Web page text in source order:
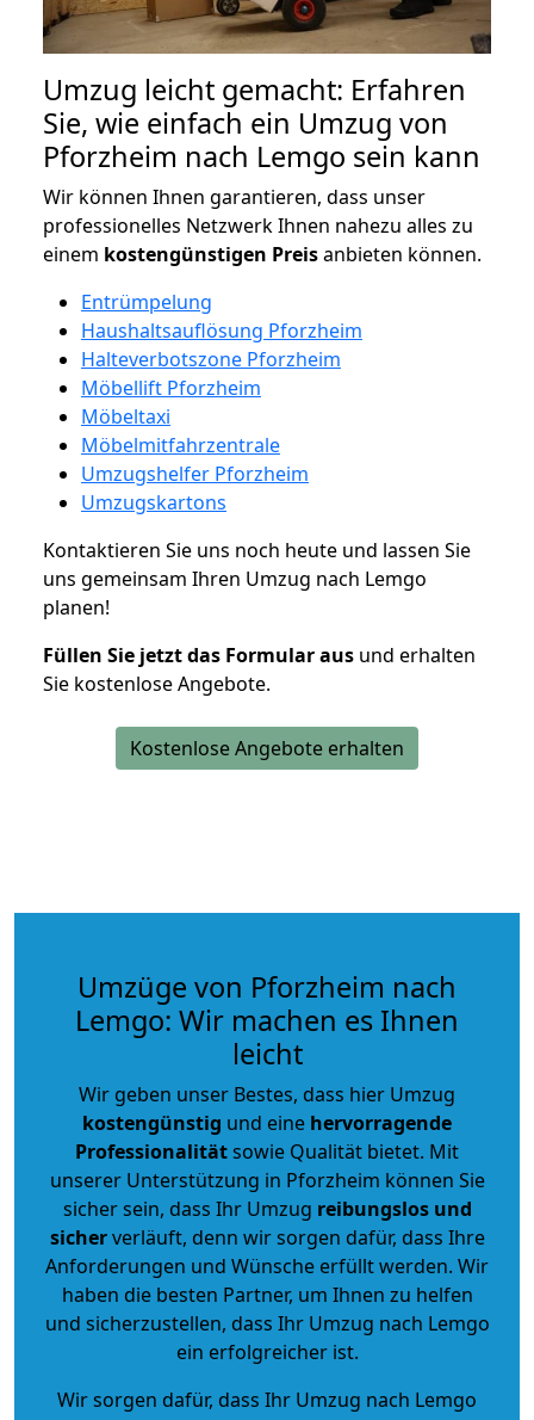
Umzug leicht gemacht: Erfahren
Sie, wie einfach ein Umzug von
Pforzheim nach Lemgo sein kann
Wir können Ihnen garantieren, dass unser
professionelles Netzwerk Ihnen nahezu alles zu
einem kostengünstigen Preisanbieten können.
Entrümpelung
Haushaltsauflösung Pforzheim
Halteverbotszone Pforzheim
Möbellift Pforzheim
Möbeltaxi
Möbelmitfahrzentrale
Umzugshelfer Pforzheim
Umzugskartons
Kontaktieren Sie uns noch heute und lassen Sie
uns gemeinsam Ihren Umzug nach Lemgo
planen!
Füllen Sie jetzt das Formular aus und erhalten
Sie kostenlose Angebote.
Kostenlose Angebote erhalten
Umzüge von Pforzheim nach
Lemgo: Wir machen es Ihnen
leicht
Wir geben unser Bestes, dass hier Umzug
kostengünstig und eine hervorragende
Professionalitätsowie Qualität bietet. Mit
unserer Unterstützung in Pforzheim können Sie
sicher sein, dass Ihr Umzug reibungslos und
sicherverläuft, denn wir sorgen dafür, dass Ihre
Anforderungen und Wünsche erfüllt werden. Wir
haben die besten Partner, um Ihnen zu helfen
und sicherzustellen, dass Ihr Umzug nach Lemgo
ein erfolgreicher ist.
Wir sorgen dafür, dass Ihr Umzug nach Lemgo